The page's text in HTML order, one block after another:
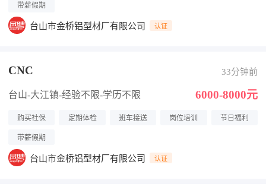
带薪假期
台山市金桥铝型材厂有限公司 认证
CNC 33分钟前
台山-大江镇-经验不限-学历不限 6000-8000元
购买社保 定期体检 班车接送 岗位培训 节日福利
带薪假期
台山市金桥铝型材厂有限公司 认证